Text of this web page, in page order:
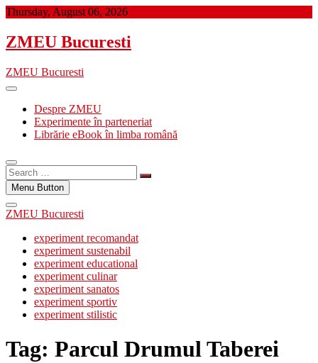
Skip
content
Thursday, August 06, 2026
ZMEU Bucuresti
ZMEU Bucuresti
Despre ZMEU
Experimente în parteneriat
Librărie eBook în limba română
Search
…Menu Button
ZMEU Bucuresti
experiment recomandat
experiment sustenabil
experiment educational
experiment culinar
experiment sanatos
experiment sportiv
experiment stilistic
Tag: Parcul Drumul Taberei